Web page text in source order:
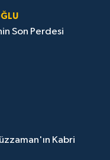
Son Perdesi
Kabri